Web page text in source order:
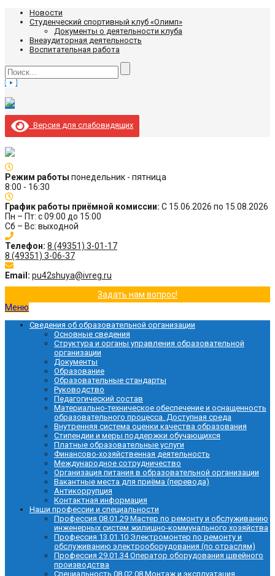
Новости
Студенческий спортивный клуб «Олимп»
Документы о деятельности клуба
Внеаудиторная деятельность
Воспитательная работа
Версия для слабовидящих
Режим работы понедельник - пятница
8:00 - 16:30
График работы приёмной комиссии: С 15.06.2026 по 15.08.2026
Пн – Пт: с 09:00 до 15:00
Сб – Вс: выходной
Телефон: 8 (49351) 3-01-17
8 (49351) 3-06-37
Email: pu42shuya@ivreg.ru
Задать нам вопрос!
Меню
Сведения об образовательной организации
Основные сведения
Структура и органы управления образовательной
организации
Документы
Образование
Образовательные стандарты
Руководство
Педагогический состав
Материально-техническое обеспечение и оснащенность
образовательного процесса. Доступная среда
Внутренняя система оценки качества образования
Стипендии и меры поддержки обучающихся
Платные образовательные услуги
Финансово-хозяйственная деятельность
Международное сотрудничество
Организация питания в образовательной организации
Вакантные места для приёма (перевода)
Антикоррупция
Контактная информация
Наши профессии и специальности
Профессия 08.01.29 Мастер по ремонту и обслуживанию
инженерных систем жилищно-коммунального хозяйства
Профессия 13.01.10 Электромонтер по ремонту и
обслуживанию электрооборудования (по отраслям)
Профессия 29.01.34 Оператор оборудования швейного
производства
Специальность 08.02.08 Монтаж и эксплуатация